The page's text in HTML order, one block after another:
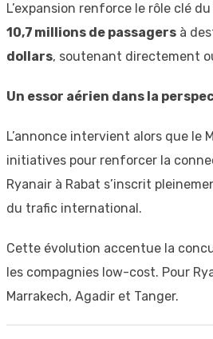
L’expansion renforce le rôle clé
10,7 millions de passagers à
dollars, soutenant directement
Un essor aérien dans la
L’annonce intervient alors que le
initiatives pour renforcer la
Ryanair à Rabat s’inscrit
du trafic international.
Cette évolution accentue la
les compagnies low-cost. Pour
Marrakech, Agadir et Tanger.